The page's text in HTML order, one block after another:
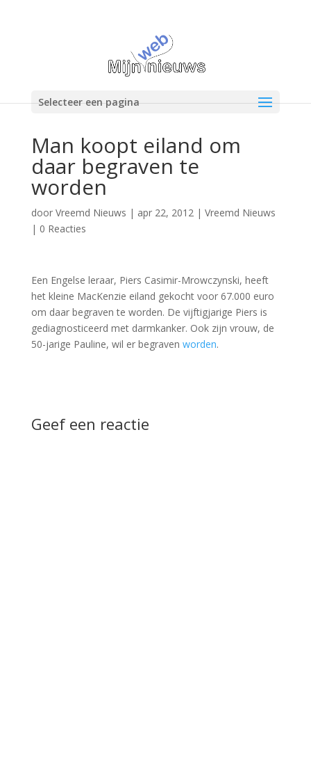
Selecteer een pagina
Man koopt eiland om
daar begraven te
worden
door Vreemd Nieuws | apr 22, 2012| Vreemd Nieuws
| 0 Reacties
Een Engelse leraar, Piers Casimir-Mrowczynski, heeft
het kleine MacKenzie eiland gekocht voor 67.000 euro
om daar begraven te worden. De vijftigjarige Piers is
gediagnosticeerd met darmkanker. Ook zijn vrouw, de
50-jarige Pauline, wil er begraven worden.
Geef een reactie